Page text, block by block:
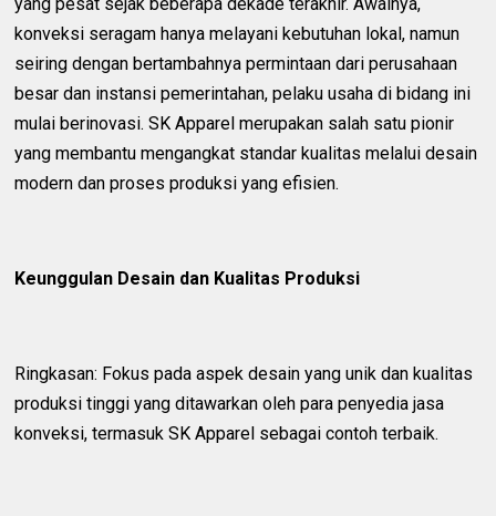
konveksi seragam hanya melayani kebutuhan lokal, namun
seiring dengan bertambahnya permintaan dari perusahaan
besar dan instansi pemerintahan, pelaku usaha di bidang ini
mulai berinovasi. SK Apparel merupakan salah satu pionir
yang membantu mengangkat standar kualitas melalui desain
modern dan proses produksi yang efisien.
Keunggulan Desain dan Kualitas Produksi
Ringkasan: Fokus pada aspek desain yang unik dan kualitas
produksi tinggi yang ditawarkan oleh para penyedia jasa
konveksi, termasuk SK Apparel sebagai contoh terbaik.